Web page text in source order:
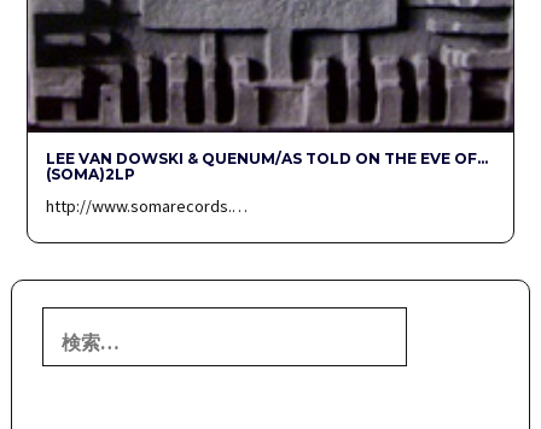
LEE VAN DOWSKI & QUENUM/AS TOLD ON THE EVE OF…
(SOMA)2LP
http://www.somarecords.…
索: